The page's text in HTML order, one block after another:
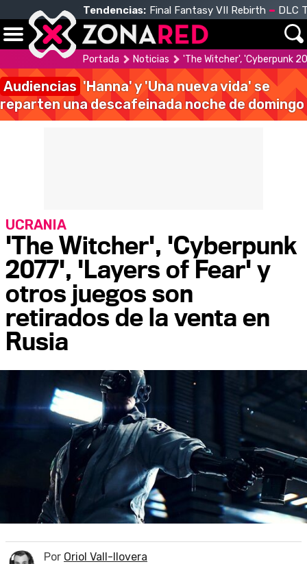
Tendencias: Final Fantasy VII Rebirth DLC
Portada Noticias 'The Witcher', 'Cyberpunk
Audiencias 'Hanna' y 'Una nueva vida' se
reparten una descafeinada noche de domingo
'The Witcher', 'Cyberpunk
2077', 'Layers of Fear' y
otros juegos son
retirados de la venta en
Rusia
UCRANIA
Por Oriol Vall-llovera